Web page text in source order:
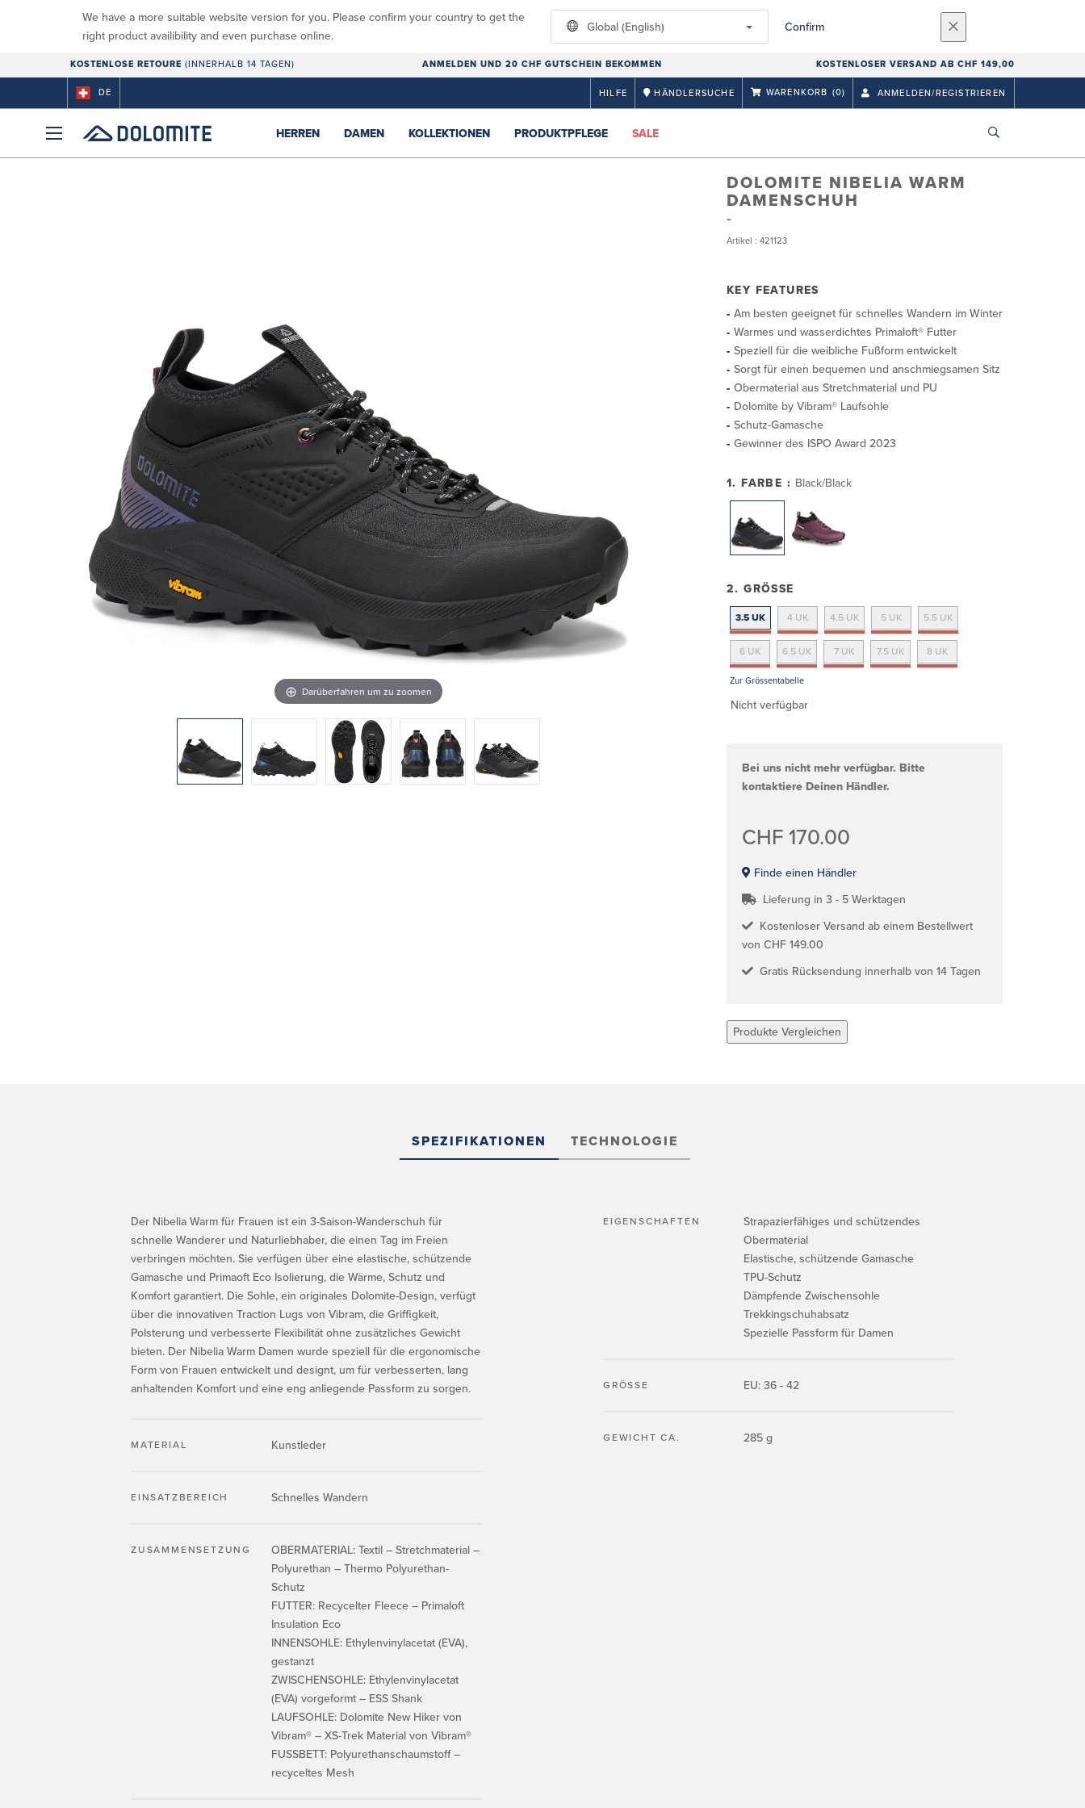
We have a more suitable website version for you. Please confirm your country to get the
right product availibility and even purchase online.
Global (English) Confirm
KOSTENLOSE RETOURE (INNERHALB 14 TAGEN) ANMELDEN UND 20 CHF GUTSCHEIN BEKOMMEN KOSTENLOSER VERSAND AB CHF 149,00
DE HILFE HÄNDLERSUCHE WARENKORB (0) ANMELDEN/REGISTRIEREN
HERREN DAMEN KOLLEKTIONEN PRODUKTPFLEGE SALE
DOLOMITE NIBELIA WARM
DAMENSCHUH
Artikel : 421123
Darüberfahren um zu zoomen
KEY FEATURES
Am besten geeignet für schnelles Wandern im Winter
Warmes und wasserdichtes Primaloft® Futter
Speziell für die weibliche Fußform entwickelt
Sorgt für einen bequemen und anschmiegsamen Sitz
Obermaterial aus Stretchmaterial und PU
Dolomite by Vibram® Laufsohle
Schutz-Gamasche
Gewinner des ISPO Award 2023
1. FARBE : Black/Black
2. GRÖSSE
3.5 UK 4 UK 4.5 UK 5 UK 5.5 UK
6 UK 6.5 UK 7 UK 7.5 UK 8 UK
Zur Grössentabelle
Nicht verfügbar
Bei uns nicht mehr verfügbar. Bitte
kontaktiere Deinen Händler.
CHF 170.00
Finde einen Händler
Lieferung in 3 - 5 Werktagen
Kostenloser Versand ab einem Bestellwert
von CHF 149.00
Gratis Rücksendung innerhalb von 14 Tagen
Produkte Vergleichen
SPEZIFIKATIONEN TECHNOLOGIE
Der Nibelia Warm für Frauen ist ein 3-Saison-Wanderschuh für
schnelle Wanderer und Naturliebhaber, die einen Tag im Freien
verbringen möchten. Sie verfügen über eine elastische, schützende
Gamasche und Primaoft Eco Isolierung, die Wärme, Schutz und
Komfort garantiert. Die Sohle, ein originales Dolomite-Design, verfügt
über die innovativen Traction Lugs von Vibram, die Griffigkeit,
Polsterung und verbesserte Flexibilität ohne zusätzliches Gewicht
bieten. Der Nibelia Warm Damen wurde speziell für die ergonomische
Form von Frauen entwickelt und designt, um für verbesserten, lang
anhaltenden Komfort und eine eng anliegende Passform zu sorgen.
MATERIAL Kunstleder
EINSATZBEREICH Schnelles Wandern
ZUSAMMENSETZUNG
OBERMATERIAL: Textil – Stretchmaterial –
Polyurethan – Thermo Polyurethan-
Schutz
FUTTER: Recycelter Fleece – Primaloft
Insulation Eco
INNENSOHLE: Ethylenvinylacetat (EVA),
gestanzt
ZWISCHENSOHLE: Ethylenvinylacetat
(EVA) vorgeformt – ESS Shank
LAUFSOHLE: Dolomite New Hiker von
Vibram® – XS-Trek Material von Vibram®
FUSSBETT: Polyurethanschaumstoff –
recyceltes Mesh
EIGENSCHAFTEN
Strapazierfähiges und schützendes
Obermaterial
Elastische, schützende Gamasche
TPU-Schutz
Dämpfende Zwischensohle
Trekkingschuhabsatz
Spezielle Passform für Damen
GRÖSSE EU: 36 - 42
GEWICHT CA. 285 g